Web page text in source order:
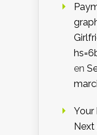
en
Your